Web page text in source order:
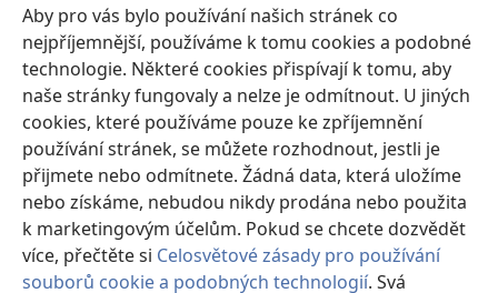
Aby pro vás bylo používání našich stránek co
nejpříjemnější, používáme k tomu cookies a podobné
technologie. Některé cookies přispívají k tomu, aby
naše stránky fungovaly a nelze je odmítnout. U jiných
cookies, které používáme pouze ke zpříjemnění
používání stránek, se můžete rozhodnout, jestli je
přijmete nebo odmítnete. Žádná data, která uložíme
nebo získáme, nebudou nikdy prodána nebo použita
k marketingovým účelům. Pokud se chcete dozvědět
více, přečtěte si Celosvětové zásady pro používání
souborů cookie a podobných technologií. Svá
nové
okno) ONLINE KNIHOVNA Strážné věže
(otevřeno
nové
okno)JW Hub®
(otevřeno
nové
okno)JW Library ®
Watchtower Library